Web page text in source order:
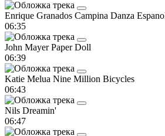
Enrique Granados Campina Danza
06:35
John MayerPaper Doll
06:39
Katie Melua Nine Million Bicycles
06:43
Nils Dreamin'
06:47